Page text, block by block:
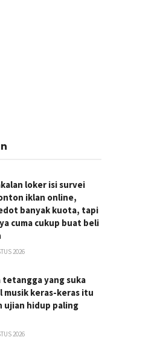
loker isi survei
iklan online,
banyak kuota, tapi
cuma cukup buat beli
2026
tetangga yang suka
musik keras-keras itu
ujian hidup paling
2026